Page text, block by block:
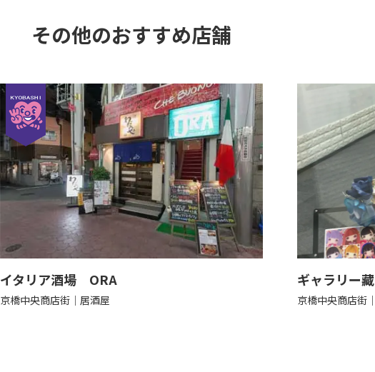
その他のおすすめ店舗
イタリア酒場 ORA
京橋中央商店街 居酒屋
ギャラリー藏
京橋中央商店街